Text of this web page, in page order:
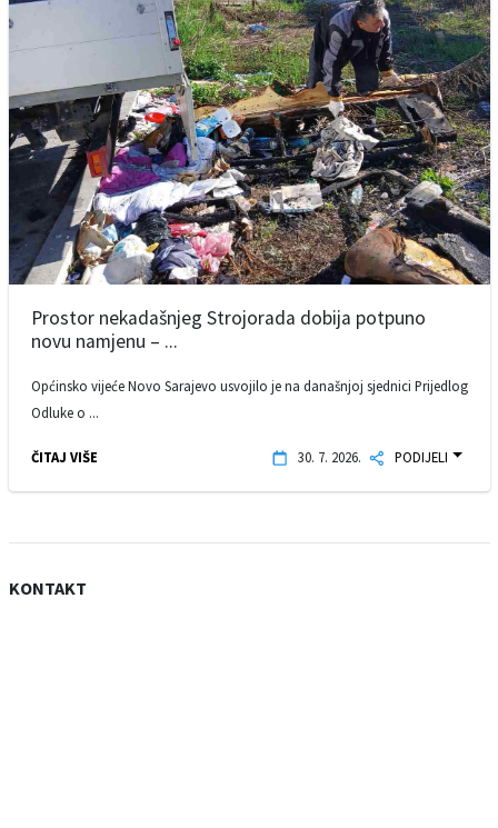
Prostor nekadašnjeg Strojorada dobija potpuno
novu namjenu – ...
Općinsko vijeće Novo Sarajevo usvojilo je na današnjoj sjednici Prijedlog
Odluke o ...
ČITAJ VIŠE 30. 7. 2026. PODIJELI
KONTAKT